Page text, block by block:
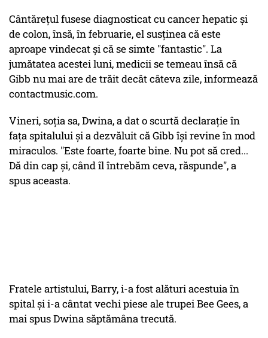
Cântăreţul fusese diagnosticat cu cancer hepatic şi
de colon, însă, în februarie, el susţinea că este
aproape vindecat şi că se simte "fantastic". La
jumătatea acestei luni, medicii se temeau însă că
Gibb nu mai are de trăit decât câteva zile, informează
contactmusic.com.
Vineri, soţia sa, Dwina, a dat o scurtă declaraţie în
faţa spitalului şi a dezvăluit că Gibb îşi revine în mod
miraculos. "Este foarte, foarte bine. Nu pot să cred...
Dă din cap şi, când îl întrebăm ceva, răspunde", a
spus aceasta.
Fratele artistului, Barry, i-a fost alături acestuia în
spital şi i-a cântat vechi piese ale trupei Bee Gees, a
mai spus Dwina săptămâna trecută.